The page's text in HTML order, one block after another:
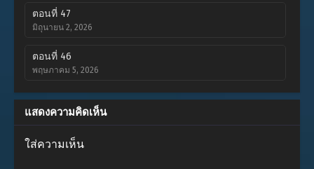
ตอนที่ 47
มิถุนายน 2, 2026
ตอนที่ 46
พฤษภาคม 5, 2026
ตอนที่ 45
เมษายน 27, 2026
ตอนที่ 44
แสดงความคิดเห็น
ใส่ความเห็น